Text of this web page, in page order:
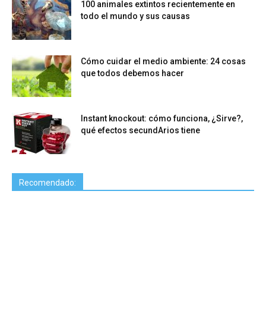
100 animales extintos recientemente en
todo el mundo y sus causas
Cómo cuidar el medio ambiente: 24 cosas
que todos debemos hacer
Instant knockout: cómo funciona, ¿Sirve?,
qué efectos secundArios tiene
Recomendado: